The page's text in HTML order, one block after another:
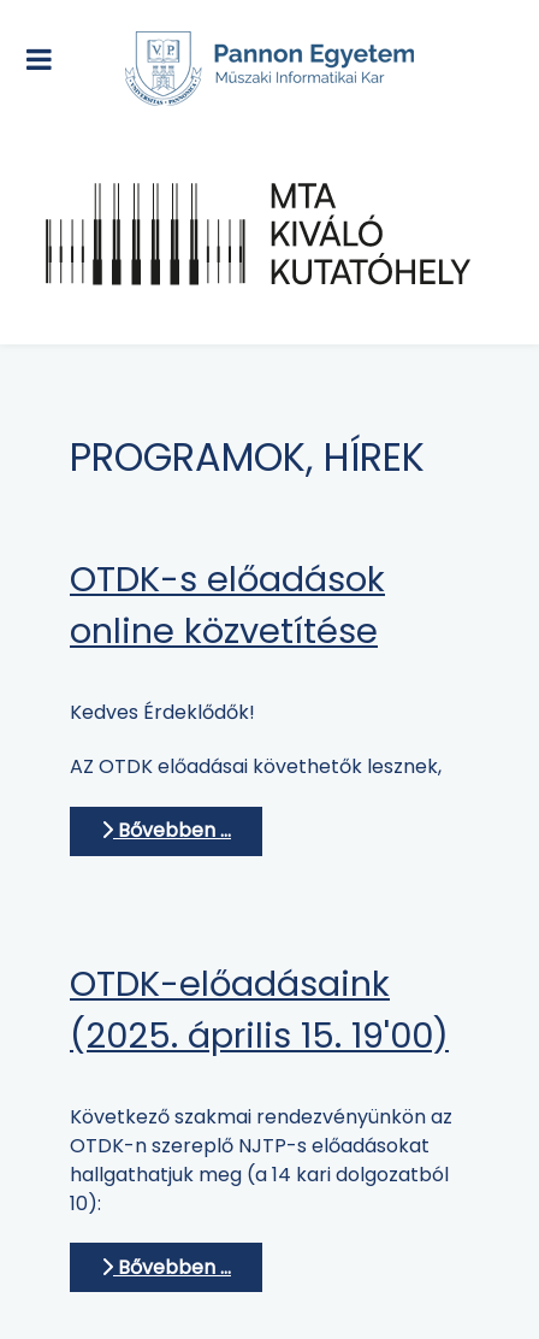
PROGRAMOK, HÍREK
OTDK-s előadások
online közvetítése
Kedves Érdeklődők!
AZ OTDK előadásai követhetők lesznek,
Bővebben …
OTDK-előadásaink
(2025. április 15. 19'00)
Következő szakmai rendezvényünkön az
OTDK-n szereplő NJTP-s előadásokat
hallgathatjuk meg (a 14 kari dolgozatból
10):
Bővebben …